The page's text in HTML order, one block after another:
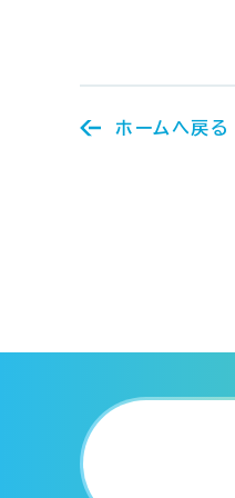
ホームへ戻る